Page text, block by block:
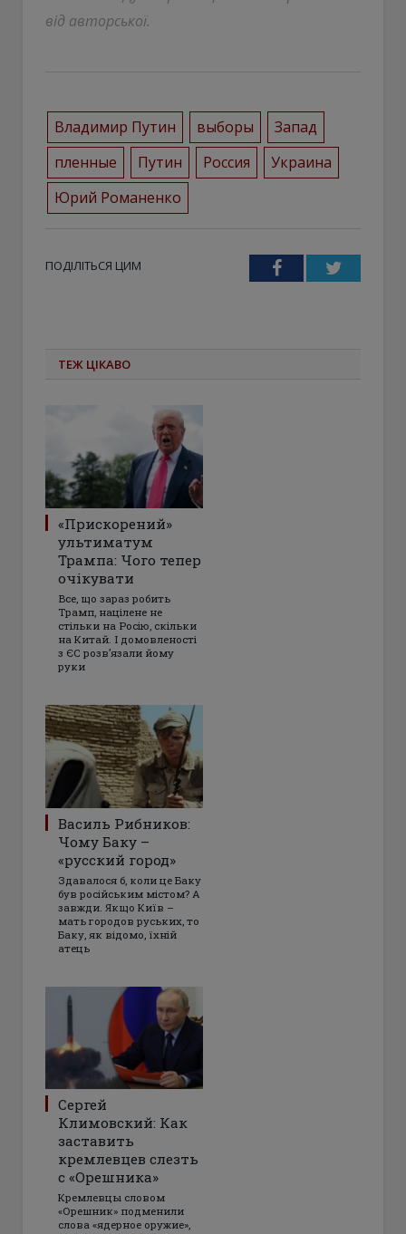
від авторської.
Владимир Путин выборы
Запад
пленные
Путин Россия
Украина
Юрий Романенко
ПОДІЛІТЬСЯ ЦИМ FacebookTwitter
ТЕЖ ЦІКАВО
«Прискорений»
ультиматум
Трампа: Чого тепер
очікувати
Все, що зараз робить
Трамп, націлене не
стільки на Росію, скільки
на Китай. І домовленості
з ЄС розвʼязали йому
руки
Василь Рибников:
Чому Баку –
«русский город»
Здавалося б, коли це Баку
був російським містом? А
завжди. Якщо Київ –
мать городов руських, то
Баку, як відомо, їхній
атець
Сергей
Климовский: Как
заставить
кремлевцев слезть
с «Орешника»
Кремлевцы словом
«Орешник» подменили
слова «ядерное оружие»,